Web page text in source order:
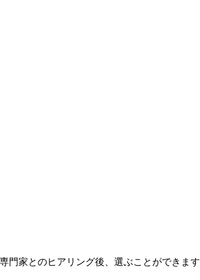
門家とのヒアリング後、選ぶことができます